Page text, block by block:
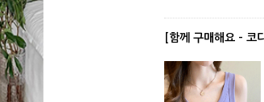
[함께 구매해요 - 코